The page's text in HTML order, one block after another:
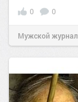
0 0
Мужской журнал